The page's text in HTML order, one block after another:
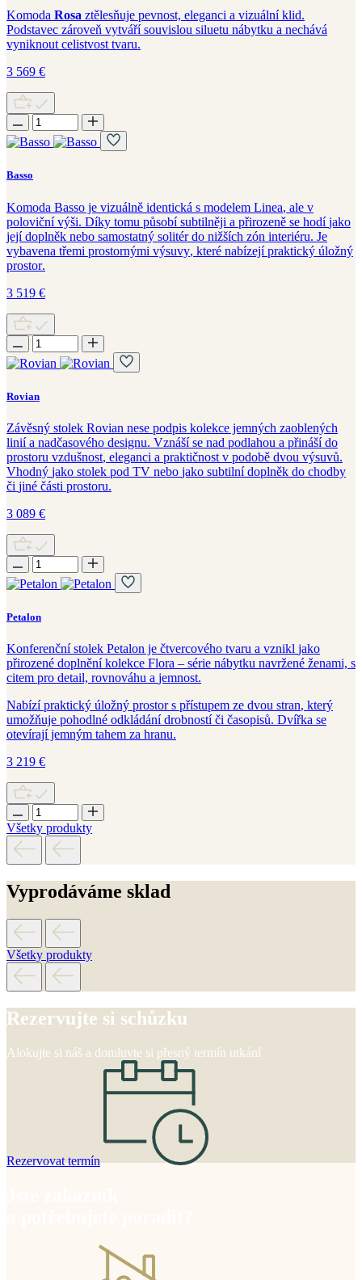
Komoda Rosa ztělesňuje pevnost, eleganci a vizuální klid.
Podstavec zároveň vytváří souvislou siluetu nábytku a nechává
vyniknout celistvost tvaru.
3 569 €
Basso
Komoda Basso je vizuálně identická s modelem Linea, ale v
poloviční výši. Díky tomu působí subtilněji a přirozeně se hodíjako
její doplněk nebo samostatný solitér do nižších zón interiéru. Je
vybavena třemi prostornými výsuvy, které nabízejípraktický úložný
prostor.
3 519 €
Rovian
Závěsný stolek Rovian nese podpis kolekce jemných zaoblených
liniía nadčasového designu. Vznáší se nad podlahou a přinášído
prostoru vzdušnost, eleganci a praktičnost v podobě dvou výsuvů.
Vhodný jako stolek pod TV nebo jako subtilní doplněk do chodby
či jiné části prostoru.
3 089 €
Petalon
Konferenčnístolek Petalon je čtvercového tvaru a vznikl jako
přirozené doplnění kolekce Flora – série nábytku navržené ženami, s
citem pro detail, rovnováhu a jemnost.
Nabízípraktický úložný prostors přístupem ze dvou stran, který
umožňuje pohodlné odkládánídrobností či časopisů. Dvířka se
otevírajíjemným tahem za hranu.
3 219 €
Všetky produkty
Vyprodáváme sklad
Všetky produkty
Rezervujte si schůzku
Alokujte si náš a domluvte si přesný termín utkání
Rezervovat termín